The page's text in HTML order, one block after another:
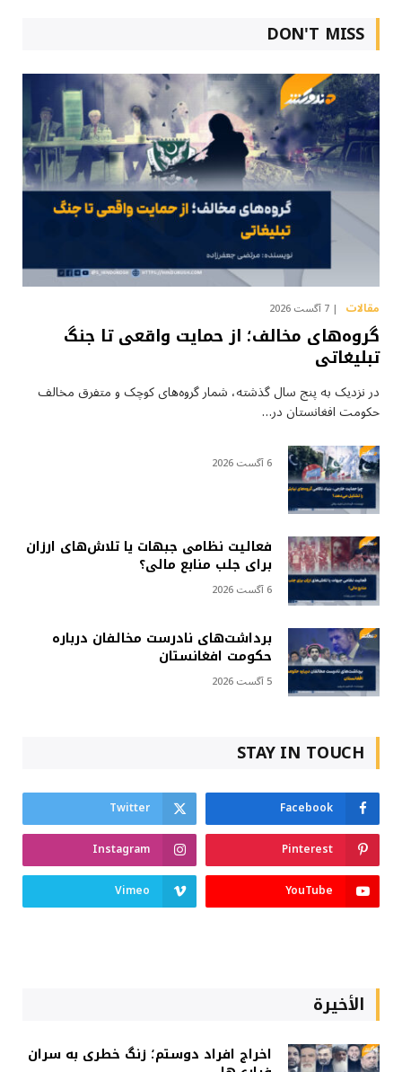
DON'T MISS
مقالات 7 آگست 2026
گروه‌های مخالف؛ از حمایت واقعی تا جنگ
تبلیغاتی
در نزدیک به پنج سال گذشته، شمار گروه‌های کوچک و متفرق مخالف
حکومت افغانستان در…
6 آگست 2026
فعالیت نظامی جبهات یا تلاش‌های ارزان
برای جلب منابع مالی؟
6 آگست 2026
برداشت‌های نادرست مخالفان درباره
حکومت افغانستان
5 آگست 2026
STAY IN TOUCH
Facebook
Twitter
Pinterest
Instagram
YouTube
Vimeo
الأخيرة
اخراج افراد دوستم؛ زنگ خطری به سران